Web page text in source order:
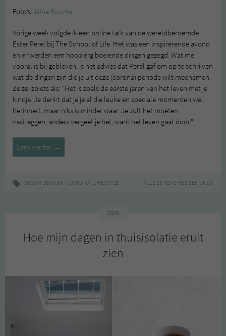
Foto’s: Aline Bouma
Vorige week volgde ik een online talk van de wereldberoemde
Ester Perel bij The School of Life. Het was een inspirerende avond
en er werden een hoop erg boeiende dingen gezegd. Wat me
vooral is bij gebleven, is het advies dat Perel gaf om op te schrijven
wat de dingen zijn die je uit deze (corona) periode wilt meenemen.
Ze zei zoiets als: “Het is zoals de eerste jaren van het leven met je
kindje. Je denkt dat je je al die leuke en speciale momenten wel
herinnert, maar niks is minder waar. Je zult het moeten
vastleggen, anders vergeet je het, want het leven gaat door.”
Lees verder Wat
ik
mee
periode
→
GROEN DENKEN CORONA, LIFESTYLE ALLE 23 REACTIES BEKIJKEN
2020
Hoe mijn dagen in thuisisolatie eruit
zien